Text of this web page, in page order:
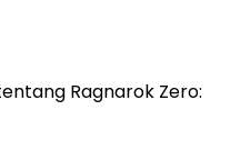
Ragnarok Zero: